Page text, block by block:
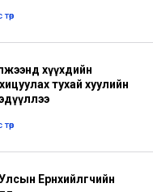
хүүхдийн
тухай хуулийн
Ерөнхийлөгчийн